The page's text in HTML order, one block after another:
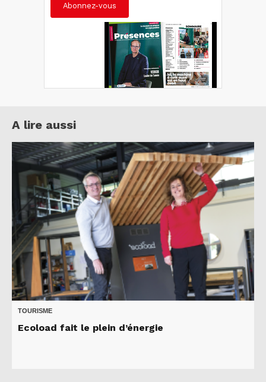
Abonnez-vous
A lire aussi
TOURISME
Ecoload fait le plein d’énergie